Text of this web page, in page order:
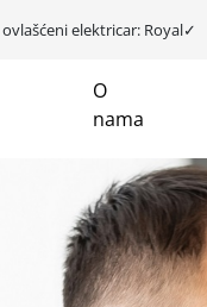
elektricar: Royal✓
O
nama